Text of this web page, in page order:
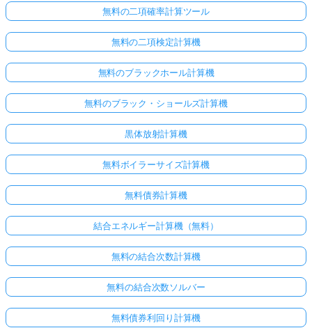
無料の二項確率計算ツール
無料の二項検定計算機
無料のブラックホール計算機
無料のブラック・ショールズ計算機
黒体放射計算機
無料ボイラーサイズ計算機
無料債券計算機
結合エネルギー計算機（無料）
無料の結合次数計算機
無料の結合次数ソルバー
無料債券利回り計算機